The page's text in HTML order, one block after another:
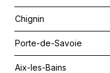
Chignin
Porte-de-Savoie
Aix-les-Bains